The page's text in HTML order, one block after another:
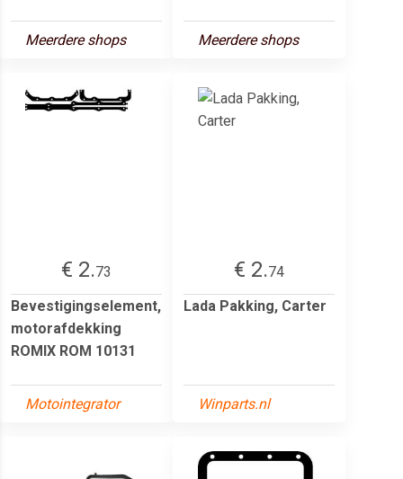
Meerdere shops Meerdere shops
€ 2.73
Bevestigingselement,
motorafdekking
ROMIX ROM 10131
Motointegrator
€ 2.74
Lada Pakking, Carter
Winparts.nl